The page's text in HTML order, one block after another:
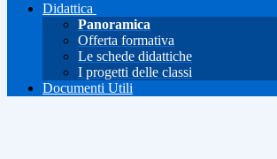
Didattica
Panoramica
Offerta formativa
Le schede didattiche
I progetti delle classi
Documenti Utili